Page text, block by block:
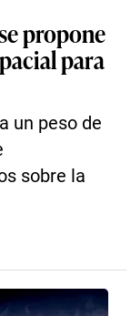
propone
para
un peso de
sobre la